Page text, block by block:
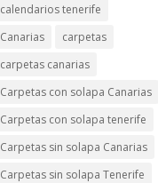
calendarios tenerife
Canarias
carpetas
carpetas canarias
Carpetas con solapa Canarias
Carpetas con solapa tenerife
Carpetas sin solapa Canarias
Carpetas sin solapa Tenerife